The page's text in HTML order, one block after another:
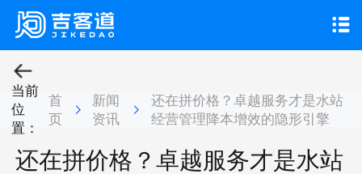

当前
位
置：
首
页
新闻
资讯
还在拼价格？卓越服务才是水站
经营管理降本增效的隐形引擎
还在拼价格？卓越服务才是水站